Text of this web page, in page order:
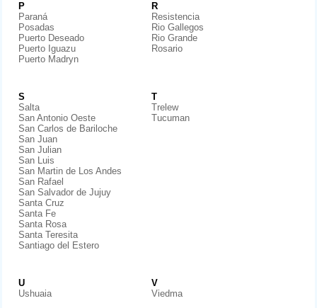
P
Paraná
Posadas
Puerto Deseado
Puerto Iguazu
Puerto Madryn
R
Resistencia
Rio Gallegos
Rio Grande
Rosario
S
Salta
San Antonio Oeste
San Carlos de Bariloche
San Juan
San Julian
San Luis
San Martin de Los Andes
San Rafael
San Salvador de Jujuy
Santa Cruz
Santa Fe
Santa Rosa
Santa Teresita
Santiago del Estero
T
Trelew
Tucuman
U
Ushuaia
V
Viedma